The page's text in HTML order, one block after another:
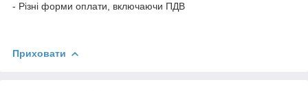
- Різні форми оплати, включаючи ПДВ
Приховати